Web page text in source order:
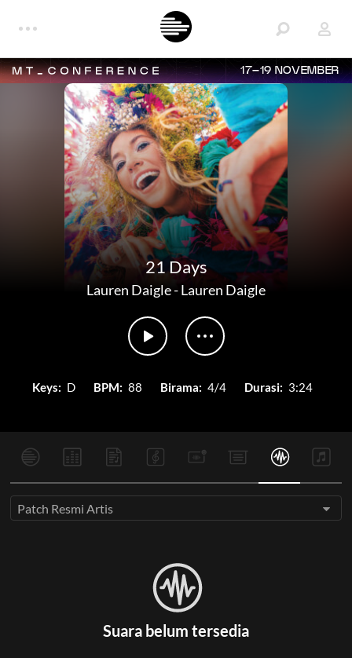
17–19 NOVEMBER
21 Days
Lauren Daigle-Lauren Daigle
Keys: D BPM: 88 Birama: 4/4 Durasi: 3:24
Patch Resmi Artis
Suara belum tersedia